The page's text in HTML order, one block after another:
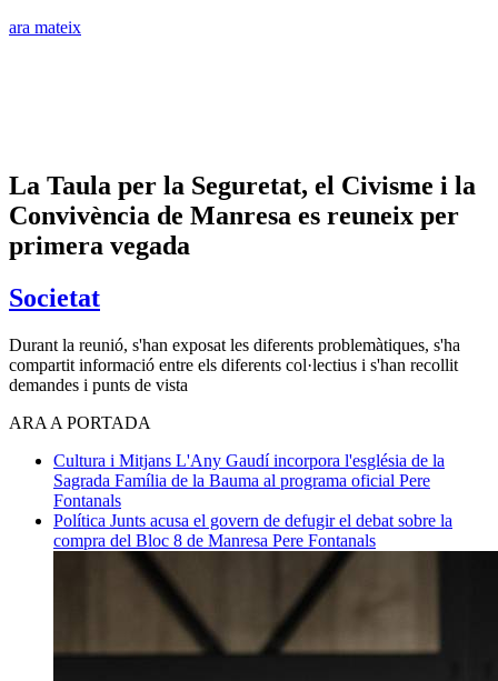
ara mateix
La Taula per la Seguretat, el Civisme i la
Convivència de Manresa es reuneix per
primera vegada
Societat
Durant la reunió, s'han exposat les diferents problemàtiques, s'ha
compartit informació entre els diferents col·lectius i s'han recollit
demandes i punts de vista
ARA A PORTADA
Cultura i Mitjans L'Any Gaudí incorpora l'església de la
Sagrada Família de la Bauma al programa oficial Pere
Fontanals
Política Junts acusa el govern de defugir el debat sobre la
compra del Bloc 8 de Manresa Pere Fontanals